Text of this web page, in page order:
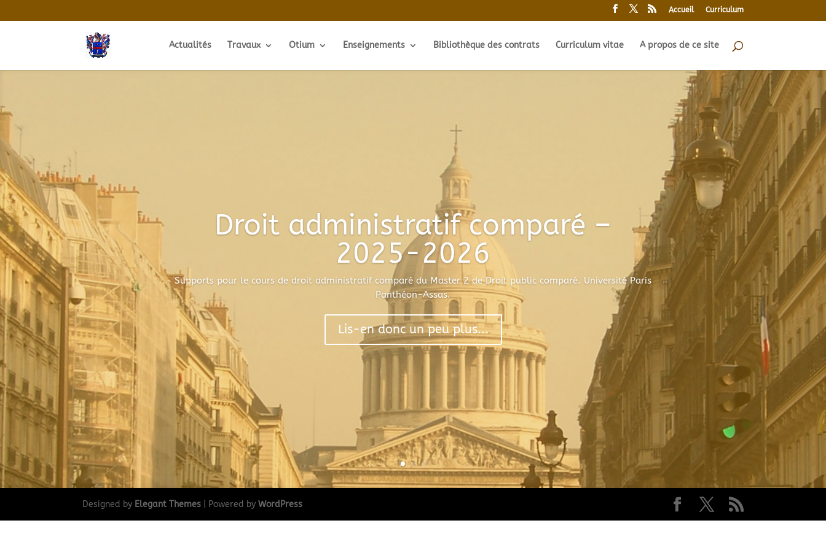
Accueil Curriculum
Actualités Travaux Otium Enseignements Bibliothèque des contrats Curriculum vitae A propos de ce site
Droit administratif comparé –
2025-2026
Supports pour le cours de droit administratif comparé du Master 2 de Droit public comparé. Université Paris
Panthéon-Assas.
Lis-en donc un peu plus...
Designed by Elegant Themes | Powered byWordPress